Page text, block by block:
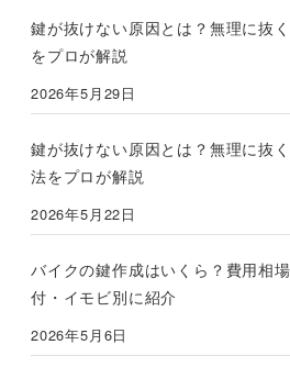
鍵が抜けない原因とは？無理に抜
をプロが解説
2026年5月29日
鍵が抜けない原因とは？無理に抜
法をプロが解説
2026年5月22日
バイクの鍵作成はいくら？費用相
付・イモビ別に紹介
2026年5月6日